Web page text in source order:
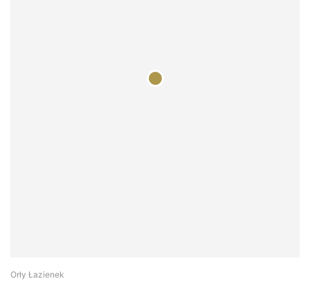
Orły Łazienek